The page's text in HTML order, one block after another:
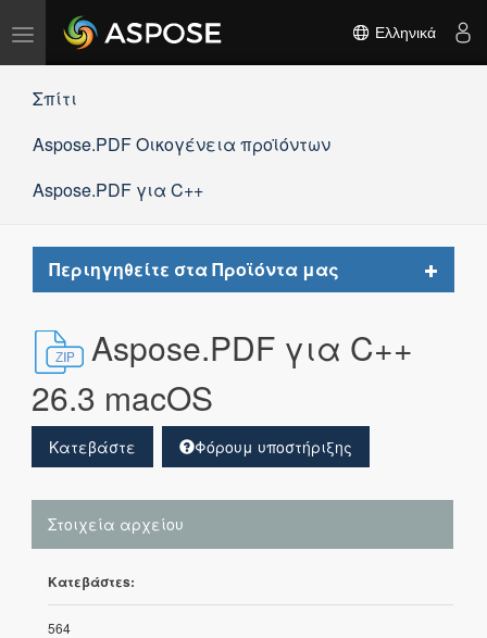
Εναλλαγή
πλοήγησης
Ελληνικά
Σπίτι
Aspose.PDF Οικογένεια προϊόντων
Aspose.PDF για C++
Περιηγηθείτε στα Προϊόντα μας
Toggle
Aspose.PDF για C++
26.3 macOS
Κατεβάστε Φόρουμ υποστήριξης
Στοιχεία αρχείου
Κατεβάστεs:
564